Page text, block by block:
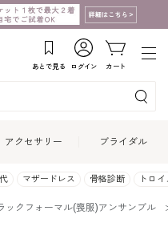
あとで見る ログイン カート
アクセサリー ブライダル
マザードレス 骨格診断 トロ
ックフォーマル(喪服)アンサンブル